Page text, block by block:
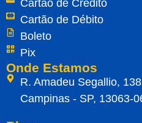
Cartão de Crédito
Cartão de Débito
Boleto
Pix
Onde Estamos
R. Amadeu Segallio,
Campinas - SP, 13063-